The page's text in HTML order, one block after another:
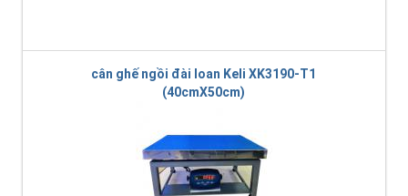
cân ghế ngồi đài loan Keli XK3190-T1
(40cmX50cm)